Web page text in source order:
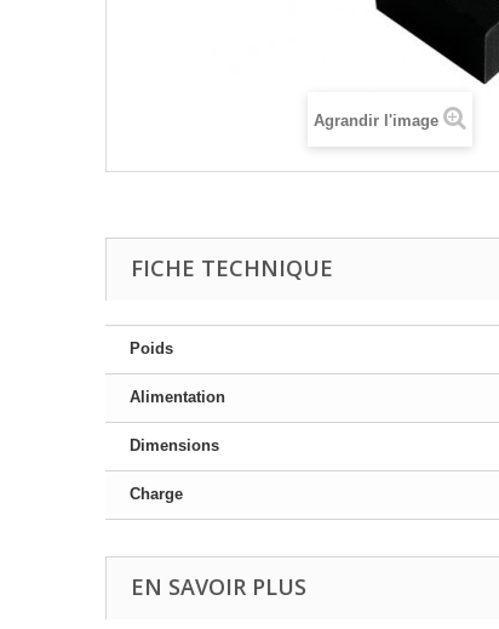
Agrandir l'image
FICHE TECHNIQUE
Poids
Alimentation
Dimensions
Charge
EN SAVOIR PLUS